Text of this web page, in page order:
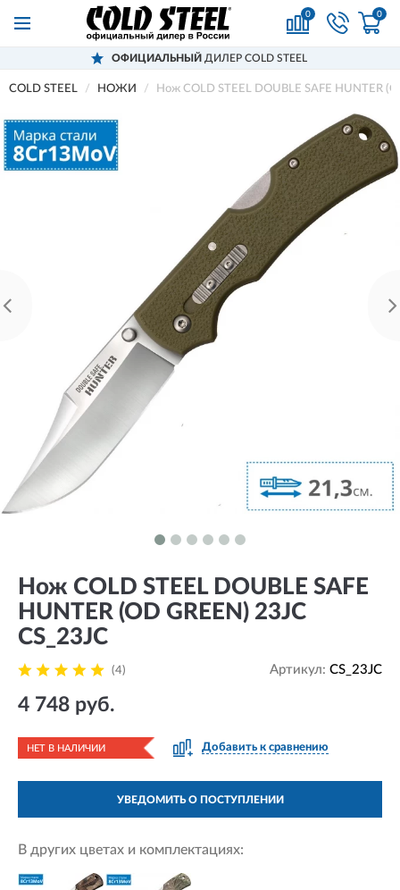
0 0
ОФИЦИАЛЬНЫЙДИЛЕР COLD STEEL
COLD STEEL НОЖИ Нож COLD STEEL DOUBLE SAFE HUNTER
Нож COLD STEEL DOUBLE SAFE
HUNTER (OD GREEN) 23JC
CS_23JC
(4) Артикул: CS_23JC
4 748 руб.
НЕТ В НАЛИЧИИ Добавить к сравнению
УВЕДОМИТЬ О ПОСТУПЛЕНИИ
В других цветах и комплектациях: